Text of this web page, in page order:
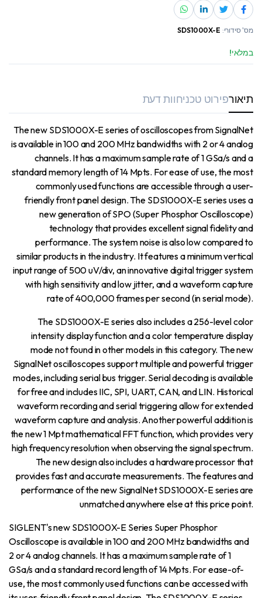
מס' סידורי: SDS1000X-E
במלאי!
תיאורפירוט טכניחוות דעת
The new SDS1000X-E series of oscilloscopes from SignalNet
is available in 100 and 200 MHz bandwidths with 2 or 4 analog
channels. It has a maximum sample rate of 1 GSa/s and a
standard memory length of 14 Mpts. For ease of use, the most
commonly used functions are accessible through a user-
friendly front panel design. The SDS1000X-E series uses a
new generation of SPO (Super Phosphor Oscilloscope)
technology that provides excellent signal fidelity and
performance. The system noise is also low compared to
similar products in the industry. It features a minimum vertical
input range of 500 uV/div, an innovative digital trigger system
with high sensitivity and low jitter, and a waveform capture
rate of 400,000 frames per second (in serial mode).
The SDS1000X-E series also includes a 256-level color
intensity display function and a color temperature display
mode not found in other models in this category. The new
SignalNet oscilloscopes support multiple and powerful trigger
modes, including serial bus trigger. Serial decoding is available
for free and includes IIC, SPI, UART, CAN, and LIN. Historical
waveform recording and serial triggering allow for extended
waveform capture and analysis. Another powerful addition is
the new 1 Mpt mathematical FFT function, which provides very
high frequency resolution when observing the signal spectrum.
The new design also includes a hardware processor that
provides fast and accurate measurements. The features and
performance of the new SignalNet SDS1000X-E series are
unmatched anywhere else at this price point.
SIGLENT's new SDS1000X-E Series Super Phosphor
Oscilloscope is available in 100 and 200 MHz bandwidths and
2 or 4 analog channels. It has a maximum sample rate of 1
GSa/s and a standard record length of 14 Mpts. For ease-of-
use, the most commonly used functions can be accessed with